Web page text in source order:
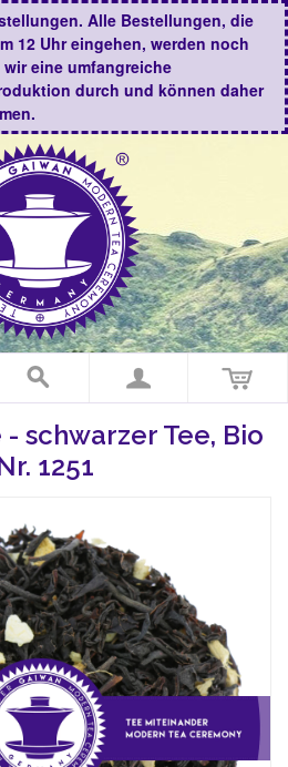
Alle Bestellungen, die
12 Uhr eingehen, werden noch
eine umfangreiche
durch und können daher
schwarzer Tee, Bio
1251